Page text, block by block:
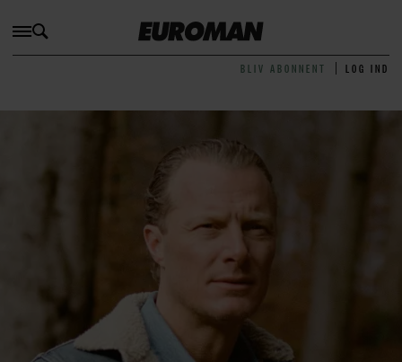
BLIV ABONNENT LOG IND